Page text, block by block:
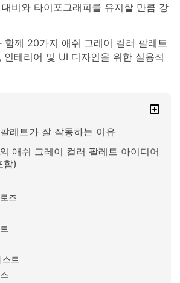
비와 타이포그래피를 유지할 만큼 강
함께 20가지 애쉬 그레이 컬러 팔레트
인테리어 및 UI 디자인을 위한 실용적
레트가 잘 작동하는 이유
애쉬 그레이 컬러 팔레트 아이디어
함)
즈
트